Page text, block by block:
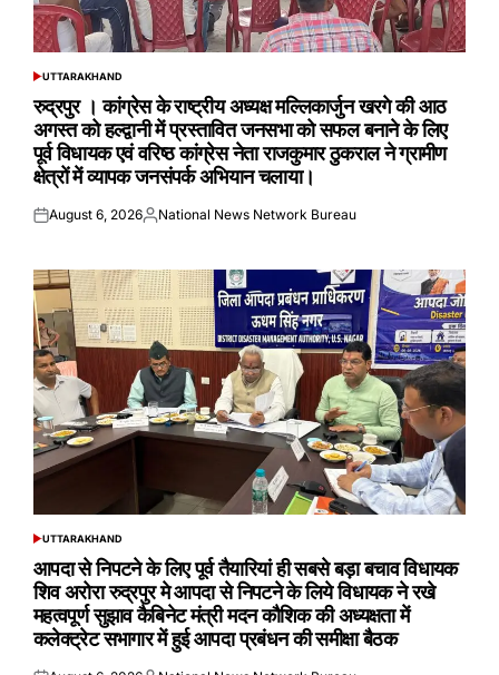
POSTED
UTTARAKHAND
रुद्रपुर । कांग्रेस के राष्ट्रीय अध्यक्ष मल्लिकार्जुन खरगे की आठ
अगस्त को हल्द्वानी में प्रस्तावित जनसभा को सफल बनाने के लिए
पूर्व विधायक एवं वरिष्ठ कांग्रेस नेता राजकुमार ठुकराल ने ग्रामीण
क्षेत्रों में व्यापक जनसंपर्क अभियान चलाया।
Posted
August 6, 2026Posted
National News Network Bureau
POSTED
UTTARAKHAND
आपदा से निपटने के लिए पूर्व तैयारियां ही सबसे बड़ा बचाव विधायक
शिव अरोरा रुद्रपुर मे आपदा से निपटने के लिये विधायक ने रखे
महत्वपूर्ण सुझाव कैबिनेट मंत्री मदन कौशिक की अध्यक्षता में
कलेक्ट्रेट सभागार में हुई आपदा प्रबंधन की समीक्षा बैठक